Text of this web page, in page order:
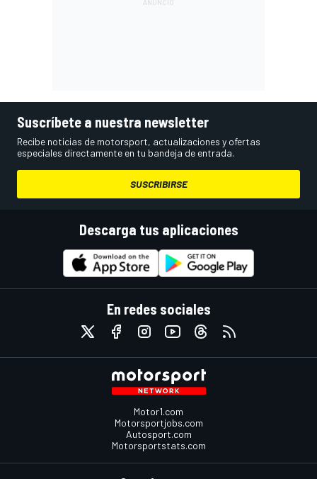
Suscríbete a nuestra newsletter
Recibe noticias de motorsport, actualizaciones y ofertas
especiales directamente en tu bandeja de entrada.
SUSCRIBIRSE
Descarga tus aplicaciones
En redes sociales
Motor1.com
Motorsportjobs.com
Autosport.com
Motorsportstats.com